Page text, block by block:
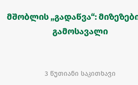
მშობლის „გადაწვა“:
გამოსავალი
3 წუთიანი საკითხავი